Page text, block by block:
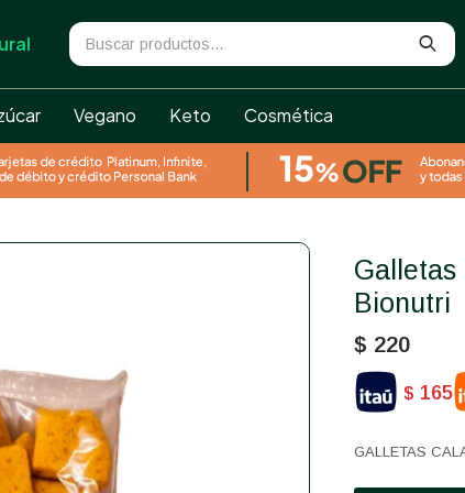
Vegano Keto Cosmética
Galletas De Calabacín Sin Sal
Bionutri
$ 220
$ 165
GALLETAS